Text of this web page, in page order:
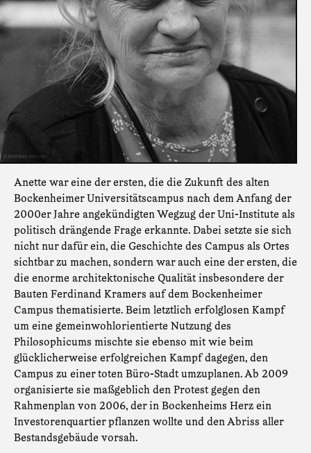
Anette war eine der ersten, die die Zukunft des alten
Bockenheimer Universitätscampus nach dem Anfang der
2000er Jahre angekündigten Wegzug der Uni-Institute als
politisch drängende Frage erkannte. Dabei setzte sie sich
nicht nur dafür ein, die Geschichte des Campus als Ortes
sichtbar zu machen, sondern war auch eine der ersten, die
die enorme architektonische Qualität insbesondere der
Bauten Ferdinand Kramers auf dem Bockenheimer
Campus thematisierte. Beim letztlich erfolglosen Kampf
um eine gemeinwohlorientierte Nutzung des
Philosophicums mischte sie ebenso mit wie beim
glücklicherweise erfolgreichen Kampf dagegen, den
Campus zu einer toten Büro-Stadt umzuplanen. Ab 2009
organisierte sie maßgeblich den Protest gegen den
Rahmenplan von 2006, der in Bockenheims Herz ein
Investorenquartier pflanzen wollte und den Abriss aller
Bestandsgebäude vorsah.